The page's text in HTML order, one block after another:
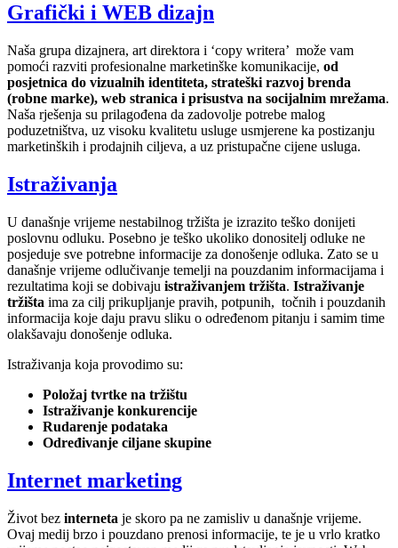
Grafički i WEB dizajn
Naša grupa dizajnera, art direktora i ‘copy writera’ može vam
pomoći razviti profesionalne marketinške komunikacije, od
posjetnica do vizualnih identiteta, strateški razvoj brenda
(robne marke), web stranica i prisustva na socijalnim mrežama.
Naša rješenja su prilagođena da zadovolje potrebe malog
poduzetništva, uz visoku kvalitetu usluge usmjerene ka postizanju
marketinških i prodajnih ciljeva, a uz pristupačne cijene usluga.
Istraživanja
U današnje vrijeme nestabilnog tržišta je izrazito teško donijeti
poslovnu odluku. Posebno je teško ukoliko donositelj odluke ne
posjeduje sve potrebne informacije za donošenje odluka. Zato se u
današnje vrijeme odlučivanje temelji na pouzdanim informacijama i
rezultatima koji se dobivaju istraživanjem tržišta. Istraživanje
tržišta ima za cilj prikupljanje pravih, potpunih, točnih i pouzdanih
informacija koje daju pravu sliku o određenom pitanju i samim time
olakšavaju donošenje odluka.
Istraživanja koja provodimo su:
Položaj tvrtke na tržištu
Istraživanje konkurencije
Rudarenje podataka
Određivanje ciljane skupine
Internet marketing
Život bez interneta je skoro pa ne zamisliv u današnje vrijeme.
Ovaj medij brzo i pouzdano prenosi informacije, te je u vrlo kratko